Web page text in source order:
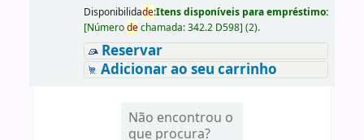
Disponibilidade:Itens disponíveis para empréstimo:
[Númerodechamada:342.2 D598] (2).
Reservar
Adicionar ao seu carrinho
Não encontrou o
que procura?